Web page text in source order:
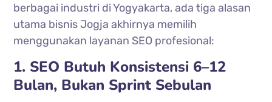
berbagai industri di Yogyakarta, ada tiga alasan
utama bisnis Jogja akhirnya memilih
menggunakan layanan SEO profesional:
1. SEO Butuh Konsistensi 6–12
Bulan, Bukan Sprint Sebulan